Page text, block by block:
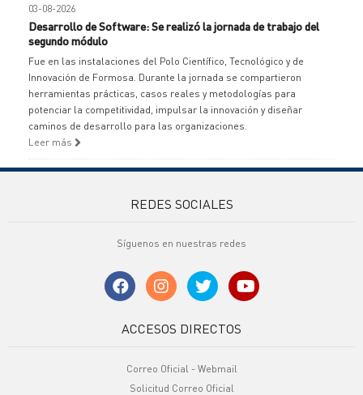
03-08-2026
Desarrollo de Software: Se realizó la jornada de trabajo del
segundo módulo
Fue en las instalaciones del Polo Científico, Tecnológico y de
Innovación de Formosa. Durante la jornada se compartieron
herramientas prácticas, casos reales y metodologías para
potenciar la competitividad, impulsar la innovación y diseñar
caminos de desarrollo para las organizaciones.
Leer más
REDES SOCIALES
Síguenos en nuestras redes
ACCESOS DIRECTOS
Correo Oficial - Webmail
Solicitud Correo Oficial